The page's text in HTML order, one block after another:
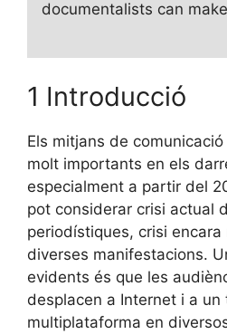
documentalists can
1 Introducció
Els mitjans de
molt importants en els
especialment a partir del
pot considerar crisi actual
periodístiques, crisi
diverses manifestacions.
evidents és que les
desplacen a Internet i a un
multiplataforma en